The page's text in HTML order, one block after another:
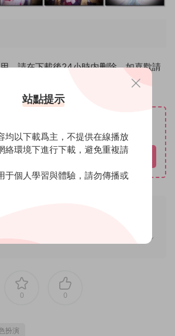
，請在下載後24小時内删除。如喜歡請
立即購買
0 0
扮演
站點提示
均以下載爲主，不提供在線播放
絡環境下進行下載，避免重複請
于個人學習與體驗，請勿傳播或